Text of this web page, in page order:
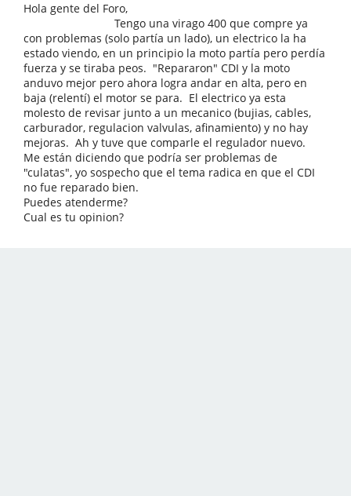
Hola gente del Foro,
Tengo una virago 400 que compre ya
con problemas (solo partía un lado), un electrico la ha
estado viendo, en un principio la moto partía pero perdía
fuerza y se tiraba peos. "Repararon" CDI y la moto
anduvo mejor pero ahora logra andar en alta, pero en
baja (relentí) el motor se para. El electrico ya esta
molesto de revisar junto a un mecanico (bujias, cables,
carburador, regulacion valvulas, afinamiento) y no hay
mejoras. Ah y tuve que comparle el regulador nuevo.
Me están diciendo que podría ser problemas de
"culatas", yo sospecho que el tema radica en que el CDI
no fue reparado bien.
Puedes atenderme?
Cual es tu opinion?